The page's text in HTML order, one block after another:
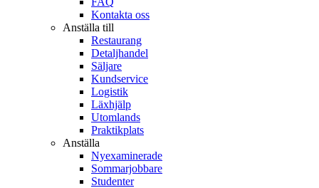
Kontakta oss
Anställa till
Restaurang
Detaljhandel
Säljare
Kundservice
Logistik
Läxhjälp
Utomlands
Praktikplats
Anställa
Nyexaminerade
Sommarjobbare
Studenter